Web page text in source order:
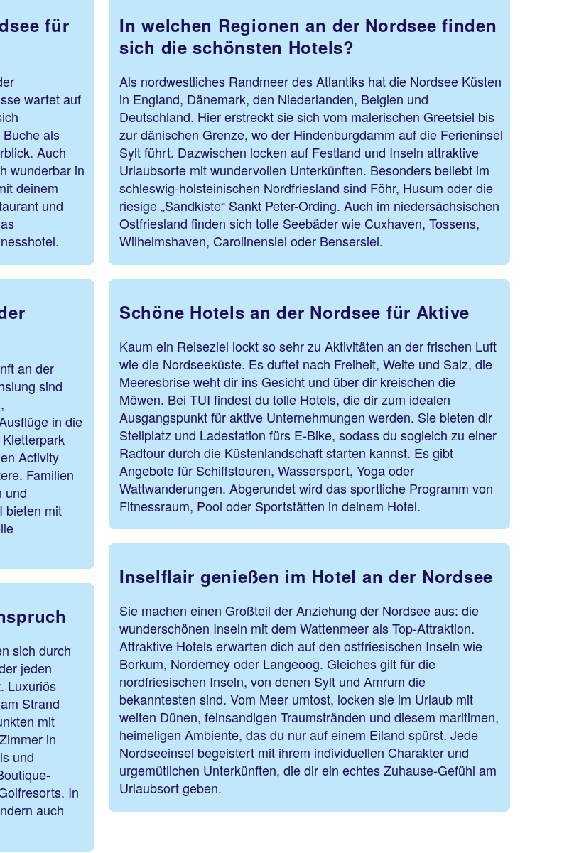
für
wartet auf
als
Auch
wunderbar in
deinem
und
an der
sind
in die
Activity
Familien
und
bieten mit
sich durch
jeden
Luxuriös
Strand
mit
in
und
In
auch
In welchen Regionen an der Nordsee finden
sich die schönsten Hotels?
Als nordwestliches Randmeer des Atlantiks hat die Nordsee Küsten
in England, Dänemark, den Niederlanden, Belgien und
Deutschland. Hier erstreckt sie sich vom malerischen Greetsiel bis
zur dänischen Grenze, wo der Hindenburgdamm auf die Ferieninsel
Sylt führt. Dazwischen locken auf Festland und Inseln attraktive
Urlaubsorte mit wundervollen Unterkünften. Besonders beliebt im
schleswig-holsteinischen Nordfriesland sind Föhr, Husum oder die
riesige „Sandkiste“ Sankt Peter-Ording. Auch im niedersächsischen
Ostfriesland finden sich tolle Seebäder wie Cuxhaven, Tossens,
Wilhelmshaven, Carolinensiel oder Bensersiel.
Schöne Hotels an der Nordsee für Aktive
Kaum ein Reiseziel lockt so sehr zu Aktivitäten an der frischen Luft
wie die Nordseeküste. Es duftet nach Freiheit, Weite und Salz, die
Meeresbrise weht dir ins Gesicht und über dir kreischen die
Möwen. Bei TUI findest du tolle Hotels, die dir zum idealen
Ausgangspunkt für aktive Unternehmungen werden. Sie bieten dir
Stellplatz und Ladestation fürs E-Bike, sodass du sogleich zu einer
Radtour durch die Küstenlandschaft starten kannst. Es gibt
Angebote für Schiffstouren, Wassersport, Yoga oder
Wattwanderungen. Abgerundet wird das sportliche Programm von
Fitnessraum, Pool oder Sportstätten in deinem Hotel.
Inselflair genießen im Hotel an der Nordsee
Sie machen einen Großteil der Anziehung der Nordsee aus: die
wunderschönen Inseln mit dem Wattenmeer als Top-Attraktion.
Attraktive Hotels erwarten dich auf den ostfriesischen Inseln wie
Borkum, Norderney oder Langeoog. Gleiches gilt für die
nordfriesischen Inseln, von denen Sylt und Amrum die
bekanntesten sind. Vom Meer umtost, locken sie im Urlaub mit
weiten Dünen, feinsandigen Traumstränden und diesem maritimen,
heimeligen Ambiente, das du nur auf einem Eiland spürst. Jede
Nordseeinsel begeistert mit ihrem individuellen Charakter und
urgemütlichen Unterkünften, die dir ein echtes Zuhause-Gefühl am
Urlaubsort geben.